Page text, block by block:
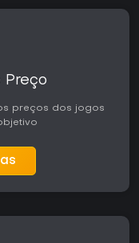
Preço
preços dos jogos